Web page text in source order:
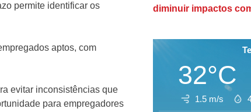
permite identificar os
aptos, com
evitar inconsistências que
para empregadores
diminuir impactos
32°C
1.5 m/s